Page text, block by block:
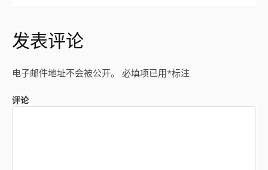
发表评论
电子邮件地址不会被公开。 必填项已用*标注
评论